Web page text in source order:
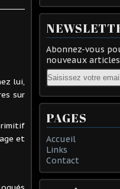
lui,
sur
et
Abonnez-vous
nouveaux
Email
PAGES
Accueil
Links
Contact